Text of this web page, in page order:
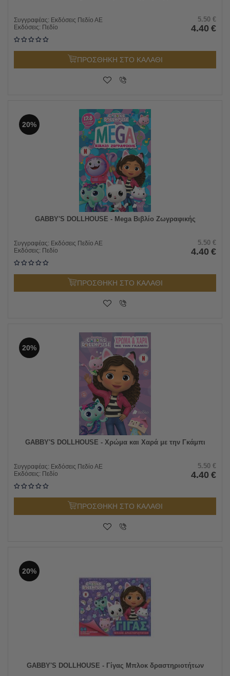
Συγγραφέας: Εκδόσεις Πεδίο ΑΕ
Εκδόσεις: Πεδίο
5.50 €
4.40 €
ΠΡΟΣΘΗΚΗ ΣΤΟ ΚΑΛΑΘΙ
20%
GABBY'S DOLLHOUSE - Mega Βιβλίο Ζωγραφικής
Συγγραφέας: Εκδόσεις Πεδίο ΑΕ
Εκδόσεις: Πεδίο
5.50 €
4.40 €
ΠΡΟΣΘΗΚΗ ΣΤΟ ΚΑΛΑΘΙ
20%
GABBY'S DOLLHOUSE - Χρώμα και Χαρά με την Γκάμπι
Συγγραφέας: Εκδόσεις Πεδίο ΑΕ
Εκδόσεις: Πεδίο
5.50 €
4.40 €
ΠΡΟΣΘΗΚΗ ΣΤΟ ΚΑΛΑΘΙ
20%
GABBY'S DOLLHOUSE - Γίγας Μπλοκ δραστηριοτήτων